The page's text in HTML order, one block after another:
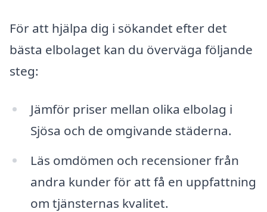
För att hjälpa dig i sökandet efter det
bästa elbolaget kan du överväga följande
steg:
Jämför priser mellan olika elbolag i
Sjösa och de omgivande städerna.
Läs omdömen och recensioner från
andra kunder för att få en uppfattning
om tjänsternas kvalitet.